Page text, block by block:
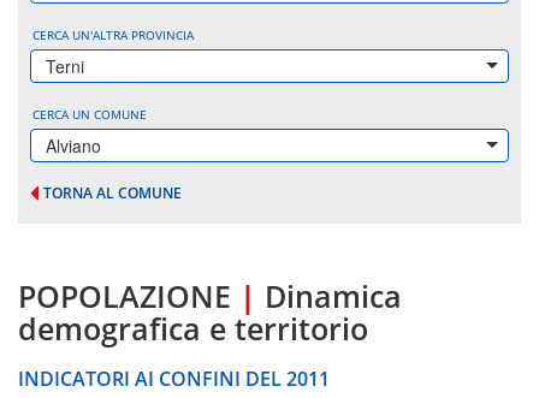
CERCA UN'ALTRA PROVINCIA
Terni
CERCA UN COMUNE
Alviano
TORNA AL COMUNE
POPOLAZIONE | Dinamica
demografica e territorio
INDICATORI AI CONFINI DEL 2011